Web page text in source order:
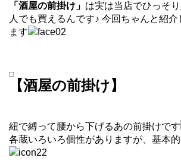
「酒屋の前掛け」 は実は当店でひっそ
人でも買えるんです♪ 今回ちゃんと紹
ます
【酒屋の前掛け】
紐で縛って腰から下げるあの前掛けです
各蔵いろいろ個性がありますが、基本